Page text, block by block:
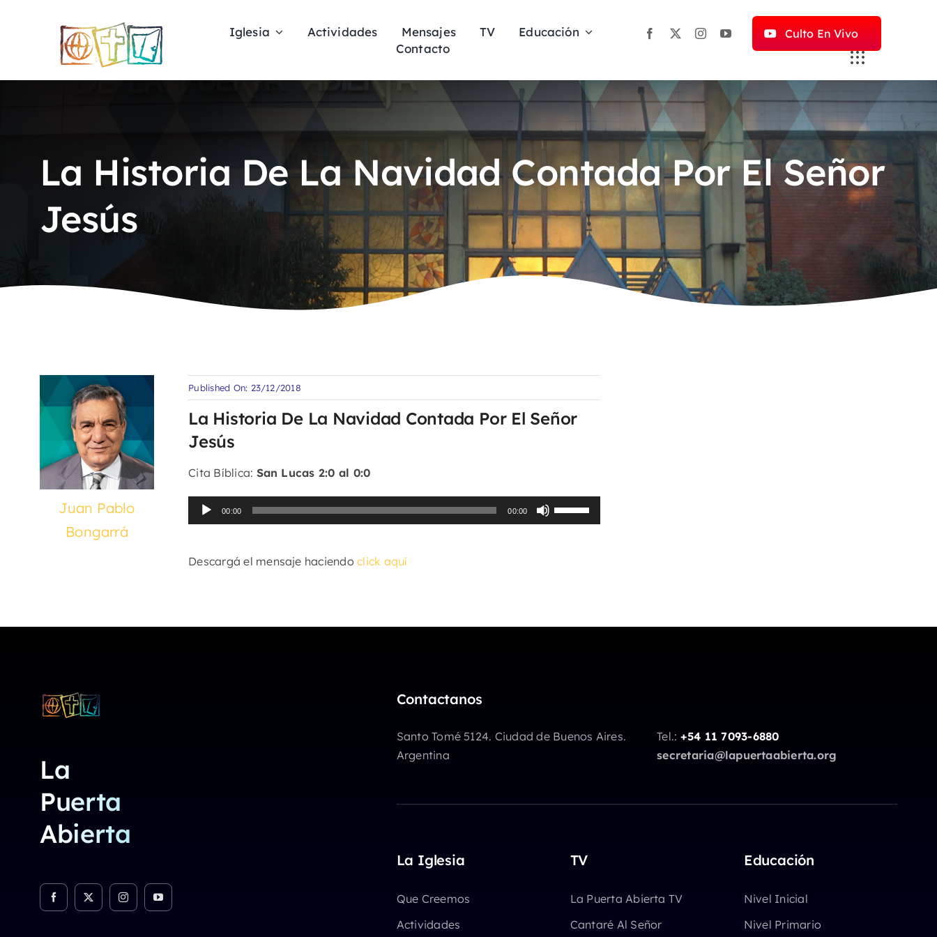
Iglesia Actividades Mensajes TV
Educación
Contacto
Culto En Vivo
La Historia De La Navidad Contada Por El Señor
Jesús
Juan Pablo
Bongarrá
Published On: 23/12/2018
La Historia De La Navidad Contada Por El Señor
Jesús
Cita Bíblica: San Lucas 2:0 al 0:0
Reproductor
de
00:00 00:00
Utiliza
las
Descargá el mensaje haciendoclick aquí
La
Puerta
Abierta
Contactanos
Santo Tomé 5124. Ciudad de Buenos Aires.
Argentina
Tel.: +54 11 7093-6880
secretaria@lapuertaabierta.org
La Iglesia
Que Creemos
Actividades
TV
La Puerta Abierta TV
Cantaré Al Señor
Educación
Nivel Inicial
Nivel Primario